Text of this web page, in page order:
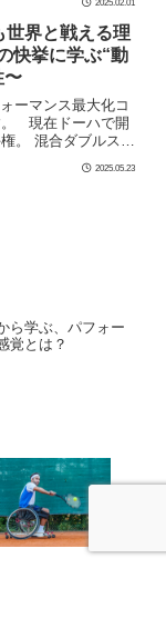
世界と戦える理
快挙に学ぶ“動
〜
ーマンス最大化コ
。 現在ドーハで開
。 混合ダブルス
国の次世代エース
2025.05.23
ら学ぶ、パフォー
覚とは？